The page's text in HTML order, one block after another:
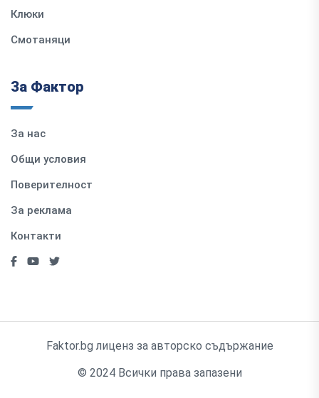
Клюки
Смотаняци
За Фактор
За нас
Общи условия
Поверителност
За реклама
Контакти
Faktor.bg лиценз за авторско съдържание
© 2024 Всички права запазени